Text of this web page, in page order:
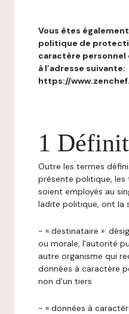
Vous êtes
politique de
caractère personnel
à l’adresse suivante:
https://
1
Outre les termes
présente politique, les
soient employés au
ladite politique, ont la
- « destinataire »:
ou morale, l'autorité
autre organisme qui
données à caractère
non d'un tiers.
- « données à